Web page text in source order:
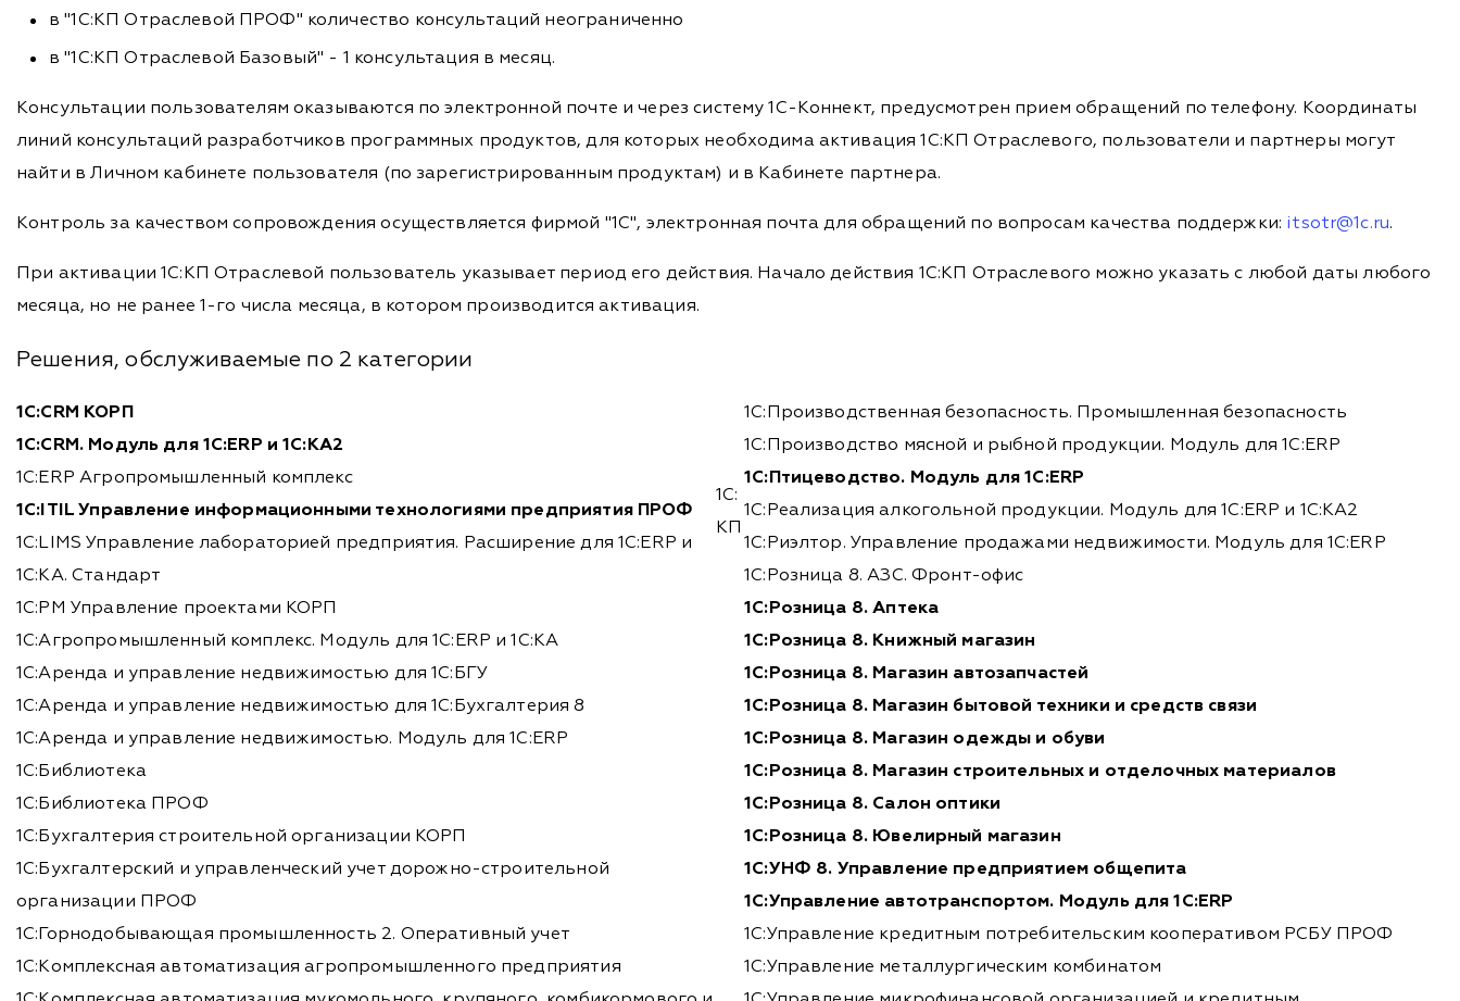
в "1С:КП Отраслевой ПРОФ" количество консультаций неограниченно
в "1С:КП Отраслевой Базовый" - 1 консультация в месяц.
Консультации пользователям оказываются по электронной почте и через систему 1С-Коннект, предусмотрен прием обращений по телефону. Координаты
линий консультаций разработчиков программных продуктов, для которых необходима активация 1С:КП Отраслевого, пользователи и партнеры могут
найти в Личном кабинете пользователя (по зарегистрированным продуктам) и в Кабинете партнера.
Контроль за качеством сопровождения осуществляется фирмой "1С", электронная почта для обращений по вопросам качества поддержки: itsotr@1c.ru.
При активации 1С:КП Отраслевой пользователь указывает период его действия. Начало действия 1С:КП Отраслевого можно указать с любой даты любого
месяца, но не ранее 1-го числа месяца, в котором производится активация.
Решения, обслуживаемые по 2 категории
1С:CRM КОРП
1С:CRM. Модуль для 1С:ERP и 1С:КА2
1С:ERP Агропромышленный комплекс
1С:ITIL Управление информационными технологиями предприятия ПРОФ
1С:LIMS Управление лабораторией предприятия. Расширение для 1С:ERP и
1С:КА. Стандарт
1С:PM Управление проектами КОРП
1С:Агропромышленный комплекс. Модуль для 1С:ERP и 1С:КА
1С:Аренда и управление недвижимостью для 1С:БГУ
1С:Аренда и управление недвижимостью для 1С:Бухгалтерия 8
1С:Аренда и управление недвижимостью. Модуль для 1С:ERP
1С:Библиотека
1С:Библиотека ПРОФ
1С:Бухгалтерия строительной организации КОРП
1С:Бухгалтерский и управленческий учет дорожно-строительной
организации ПРОФ
1С:Горнодобывающая промышленность 2. Оперативный учет
1С:Комплексная автоматизация агропромышленного предприятия
1С:Производственная безопасность. Промышленная безопасность
1С:Производство мясной и рыбной продукции. Модуль для 1С:ERP
1С:Птицеводство. Модуль для 1С:ERP
1С:Реализация алкогольной продукции. Модуль для 1С:ERP и 1С:КА2
1С:Риэлтор. Управление продажами недвижимости. Модуль для 1С:ERP
1С:Розница 8. АЗС. Фронт-офис
1С:Розница 8. Аптека
1С:Розница 8. Книжный магазин
1С:Розница 8. Магазин автозапчастей
1С:Розница 8. Магазин бытовой техники и средств связи
1С:Розница 8. Магазин одежды и обуви
1С:Розница 8. Магазин строительных и отделочных материалов
1С:Розница 8. Салон оптики
1С:Розница 8. Ювелирный магазин
1С:УНФ 8. Управление предприятием общепита
1С:Управление автотранспортом. Модуль для 1С:ERP
1С:Управление кредитным потребительским кооперативом РСБУ ПРОФ
1С:Управление металлургическим комбинатом
1С:
КП